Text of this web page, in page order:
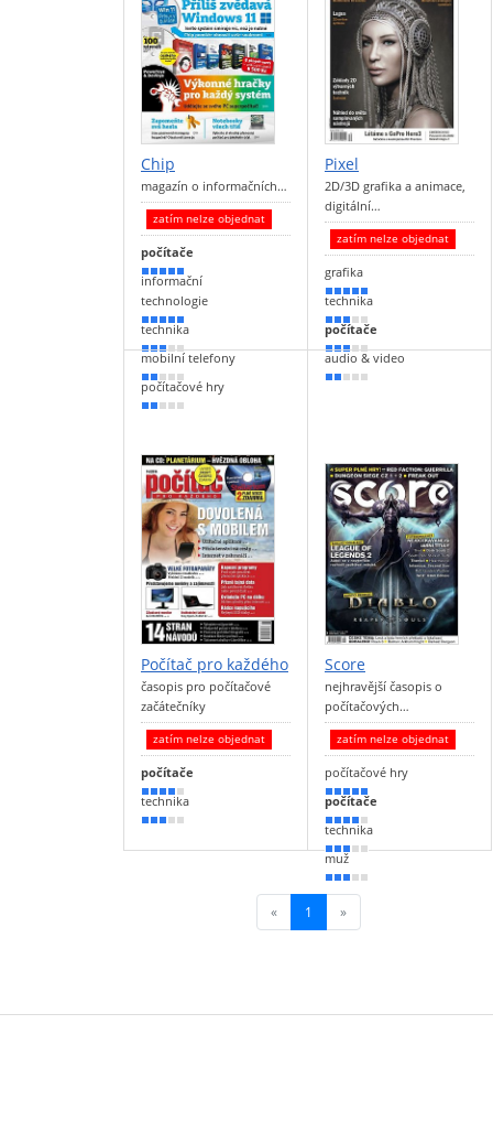
Chip
magazín o informačních…
zatím nelze objednat
počítače
90 %
informační
technologie
90 %
technika
50 %
mobilní telefony
40 %
počítačové hry
30 %
Pixel
2D/3D grafika a animace,
digitální…
zatím nelze objednat
grafika
90 %
technika
50 %
počítače
50 %
audio & video
30 %
Počítač pro každého
časopis pro počítačové
začátečníky
zatím nelze objednat
počítače
80 %
technika
50 %
Score
nejhravější časopis o
počítačových…
zatím nelze objednat
počítačové hry
100 %
počítače
70 %
technika
60 %
muž
50 %
« 1 (current)
»